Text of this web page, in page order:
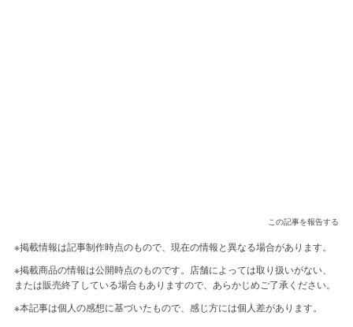
この記事を報告する
※掲載情報は記事制作時点のもので、現在の情報と異なる場合があります。
※掲載商品の情報は公開時点のものです。店舗によっては取り扱いがない、
または販売終了している場合もありますので、あらかじめご了承ください。
※本記事は個人の感想に基づいたもので、感じ方には個人差があります。